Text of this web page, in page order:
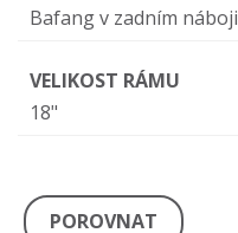
Bafang v zadním náboji
VELIKOST RÁMU
18"
POROVNAT